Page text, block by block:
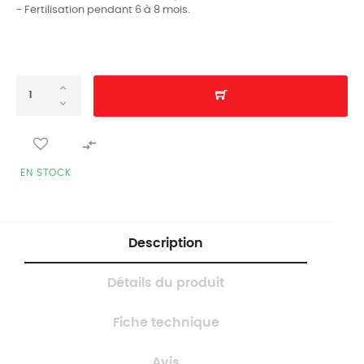
- Fertilisation pendant 6 à 8 mois.

EN STOCK
Description
Détails du produit
Fiche technique